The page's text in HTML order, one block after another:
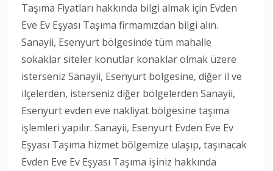
Taşıma Fiyatları hakkında bilgi almak için Evden
Eve Ev Eşyası Taşıma firmamızdan bilgi alın.
Sanayii, Esenyurt bölgesinde tüm mahalle
sokaklar siteler konutlar konaklar olmak üzere
isterseniz Sanayii, Esenyurt bölgesine, diğer il ve
ilçelerden, isterseniz diğer bölgelerden Sanayii,
Esenyurt evden eve nakliyat bölgesine taşıma
işlemleri yapılır. Sanayii, Esenyurt Evden Eve Ev
Eşyası Taşıma hizmet bölgemize ulaşıp, taşınacak
Evden Eve Ev Eşyası Taşıma işiniz hakkında